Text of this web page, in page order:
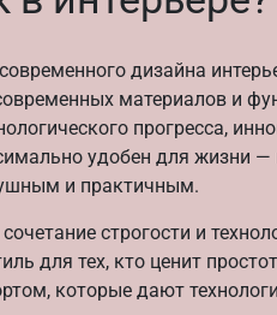
дизайна
материалов и
прогресса,
удобен для жизни
и практичным.
строгости и
для тех, кто ценит
которые дают